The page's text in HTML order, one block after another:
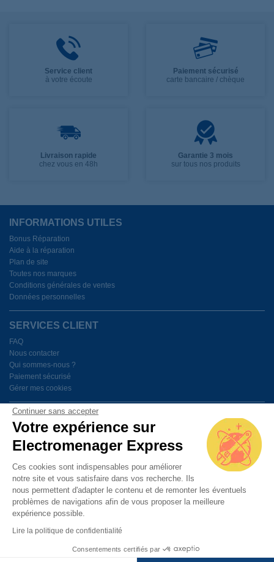
Continuer sans accepter
Votre expérience sur
Electromenager Express
Ces cookies sont indispensables pour améliorer
notre site et vous satisfaire dans vos recherche. Ils
nous permettent d'adapter le contenu et de remonter les éventuels
problèmes de navigations afin de vous proposer la meilleure
expérience possible.
Lire la politique de confidentialité
Consentements certifiés par
Service client
à votre écoute
Paiement sécurisé
carte bancaire / chèque
Livraison rapide
chez vous en 48h
Garantie 3 mois
sur tous nos produits
INFORMATIONS UTILES
Bonus Réparation
Aide à la réparation
Plan de site
Toutes nos marques
Conditions générales de ventes
Données personnelles
SERVICES CLIENT
FAQ
Nous contacter
Qui sommes-nous ?
Paiement sécurisé
Gérer mes cookies
BESOIN D'AIDE ?
PAIEMENT SÉCURISÉ